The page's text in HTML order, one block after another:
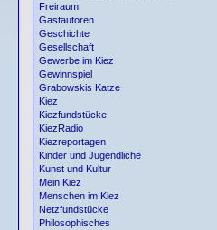
Freiraum
Gastautoren
Geschichte
Gesellschaft
Gewerbe im Kiez
Gewinnspiel
Grabowskis Katze
Kiez
Kiezfundstücke
KiezRadio
Kiezreportagen
Kinder und Jugendliche
Kunst und Kultur
Mein Kiez
Menschen im Kiez
Netzfundstücke
Philosophisches